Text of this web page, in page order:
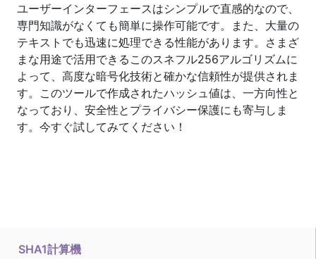
SHA1計算機
ユーザーインターフェースはシンプルで直感的なので、
専門知識がなくても簡単に操作可能です。また、大量の
テキストでも迅速に処理できる性能があります。さまざ
まな用途で活用できるこのスネフル256アルゴリズムに
よって、高度な暗号化技術と確かな信頼性が提供されま
す。このツールで作成されたハッシュ値は、一方向性と
なっており、安全性とプライバシー保護にも寄与しま
す。今すぐ試してみてください！